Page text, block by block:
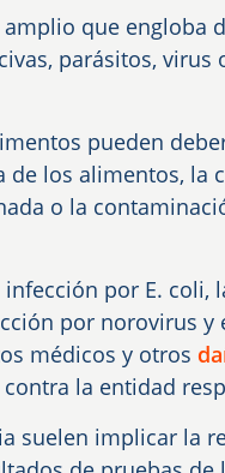
que engloba
parásitos, virus
pueden
los alimentos, la
o la
por E. coli,
por norovirus y
médicos y otros
la entidad
suelen implicar la